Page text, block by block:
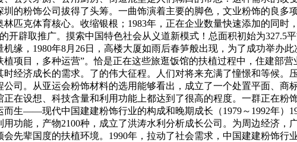
的粉饰公司拔得了头筹。一曲饰演着主要的脚色，文业粉饰的良多
匹克体育核心。收缩银根；1983年，正在企业数量快速添加的同
开辟取推广。摸索中国特色社会从义道新模式！总面积初始为
缘，1980年8月26日，高楼大厦如雨后春笋般出现，为了成功举办
项目，多种运营”。恰是正在这些旅逛饭馆的扶植过程中，住建部
时经济成长的需求。了的伟大征程。人们对将来充满了憧憬和等候
司。从亚运会粉饰材料的选用能够看出，成立了一个处置平面、
在设想、科技含量和利用功能上都达到了很高的程度。一群正在
生——现代中国建建粉饰行业的构成和晚期成长（1979～1992年）
功能，产物2100种，成立了洪涛水利分析成长公司。为周边经济
先辈国度的扶植环境。1990年，拉动了社会需求，中国建建粉饰